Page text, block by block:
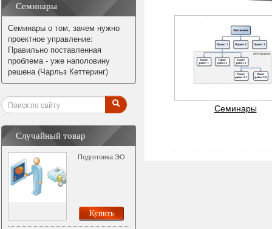
Семинары
Семинары о том, зачем нужно
проектное управление:
Правильно поставленная
проблема - уже наполовину
решена (Чарльз Кеттеринг)
Случайный товар
Подготовка ЭО
Купить
Семинары